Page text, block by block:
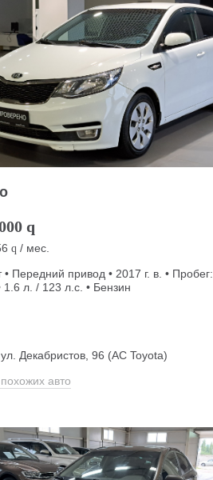
q
q / мес.
• Передний привод • 2017 г. в. •
1.6 л. / 123 л.с. • Бензин
Декабристов, 96 (АС Toyota)
авто